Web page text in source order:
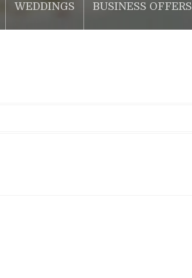
WEDDINGS BUSINESS OFFERS